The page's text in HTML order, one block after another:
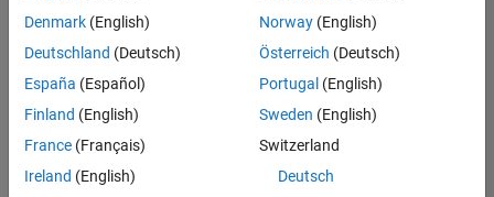
Denmark (English)
Deutschland (Deutsch)
España (Español)
Finland (English)
France (Français)
Ireland (English)
Norway(English)
Österreich (Deutsch)
Portugal (English)
Sweden (English)
Switzerland
Deutsch
Centro di fiducia
Informativa sulla privacy
Antipirateria
Stato dell'applicazione
Contatti
© 1994-2026 The MathWorks, Inc.